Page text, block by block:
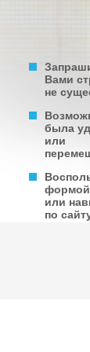
Вами
не
была
или
формой
или
по